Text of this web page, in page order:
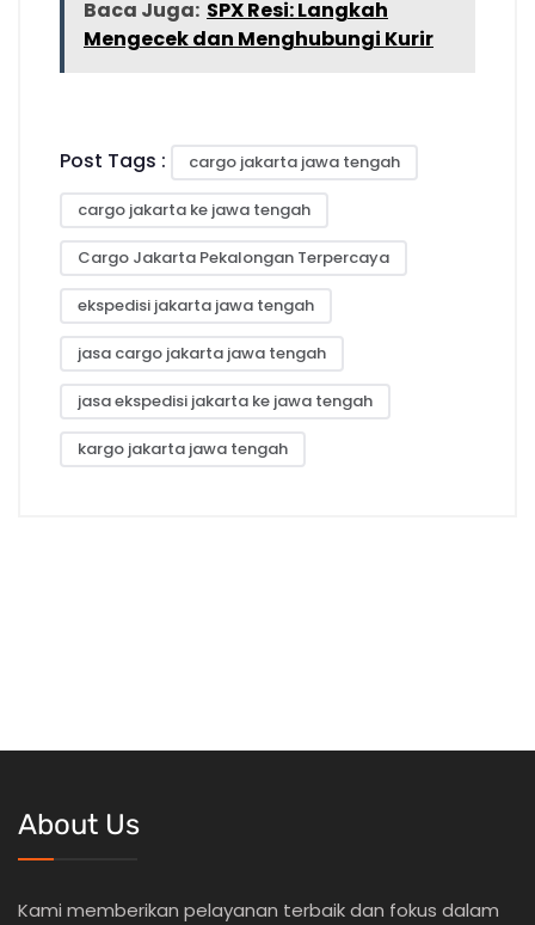
Baca Juga: SPX Resi: Langkah
Mengecek dan Menghubungi Kurir
Post Tags : cargo jakarta jawa tengah
cargo jakarta ke jawa tengah
Cargo Jakarta Pekalongan Terpercaya
ekspedisi jakarta jawa tengah
jasa cargo jakarta jawa tengah
jasa ekspedisi jakarta ke jawa tengah
kargo jakarta jawa tengah
About Us
Kami memberikan pelayanan terbaik dan fokus dalam